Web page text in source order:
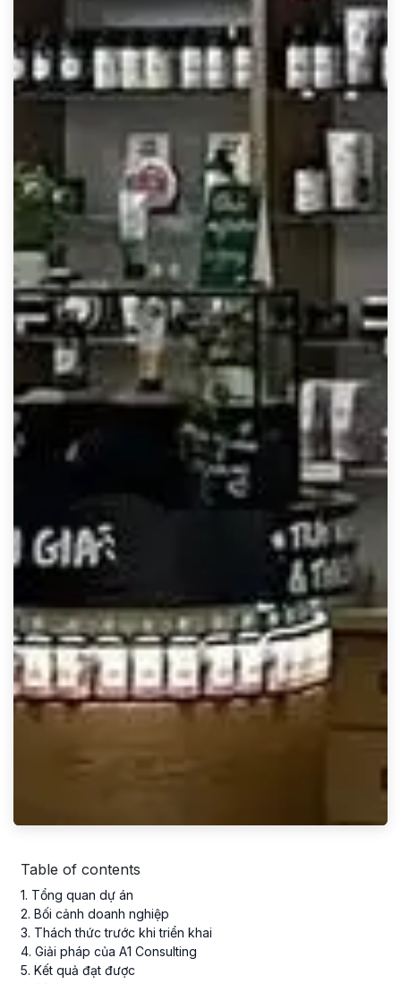
Table of contents
1. Tổng quan dự án
2. Bối cảnh doanh nghiệp
3. Thách thức trước khi triển khai
4. Giải pháp của A1 Consulting
5. Kết quả đạt được